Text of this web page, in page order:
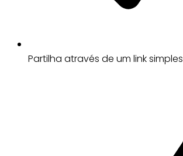
Partilha através de um link simples